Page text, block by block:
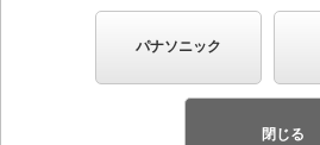
天井直付型・壁直付型 LED（
グライト 拡散タイプ 白熱電球
◆希望小売価格 18,100 円（税抜）
パナソニック
閉じる